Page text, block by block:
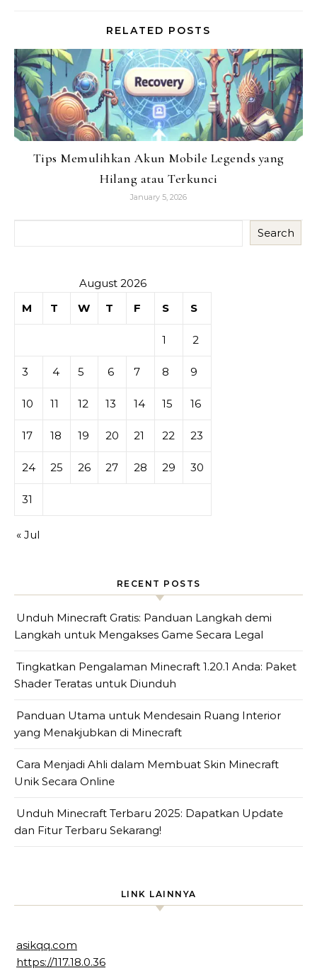
RELATED POSTS
Tips Memulihkan Akun Mobile Legends yang
Hilang atau Terkunci
January 5, 2026
Search
August 2026
M
T W T F S S
1 2
3 4 5 6 7 8 9
10 11 12 13 14 15 16
17 18 19 20 21 22 23
24 25 26 27 28 29 30
31
« Jul
RECENT POSTS
Unduh Minecraft Gratis: Panduan Langkah demi
Langkah untuk Mengakses Game Secara Legal
Tingkatkan Pengalaman Minecraft 1.20.1 Anda: Paket
Shader Teratas untuk Diunduh
Panduan Utama untuk Mendesain Ruang Interior
yang Menakjubkan di Minecraft
Cara Menjadi Ahli dalam Membuat Skin Minecraft
Unik Secara Online
Unduh Minecraft Terbaru 2025: Dapatkan Update
dan Fitur Terbaru Sekarang!
LINK LAINNYA
asikqq.com
https://117.18.0.36